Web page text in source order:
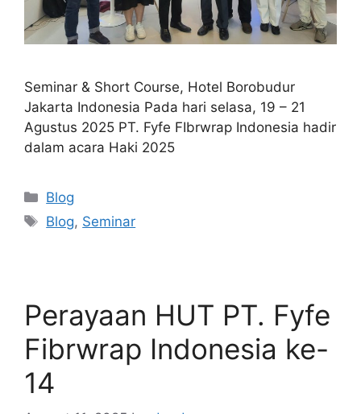
Seminar & Short Course, Hotel Borobudur
Jakarta Indonesia Pada hari selasa, 19 – 21
Agustus 2025 PT. Fyfe FIbrwrap Indonesia hadir
dalam acara Haki 2025
Blog
Blog, Seminar
Perayaan HUT PT. Fyfe
Fibrwrap Indonesia ke-
14